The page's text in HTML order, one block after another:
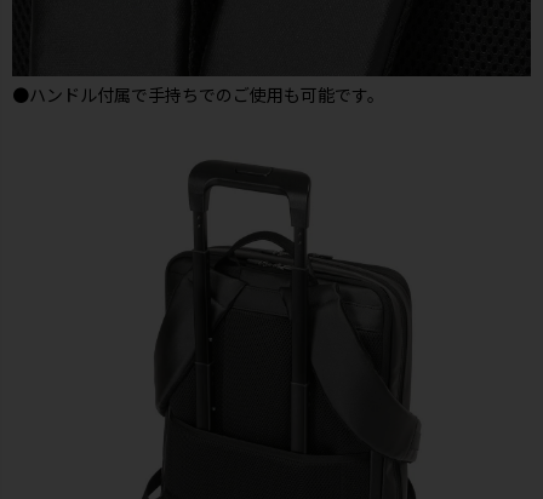
●ハンドル付属で手持ちでのご使用も可能です。